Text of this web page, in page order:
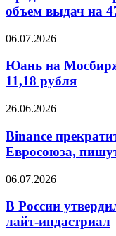
рублей
I
квартале
объем
на
47%
объем выдач на
Юань
Мосбирже
по
итогам
упал
11,18
рубля
06.07.2026
Юань на
11,18 рубля
Binance
обслуживать
клиентов
из
пишут
26.06.2026
Binance
Евросоюза,
В
утвердили
новый
ГОСТ
06.07.2026
В России
лайт-индастриал